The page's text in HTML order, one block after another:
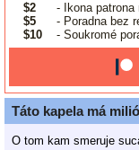
$2
- Ikona patrona
$5
- Poradna bez
$10
- Soukromé
Táto kapela má
O tom kam smeruje